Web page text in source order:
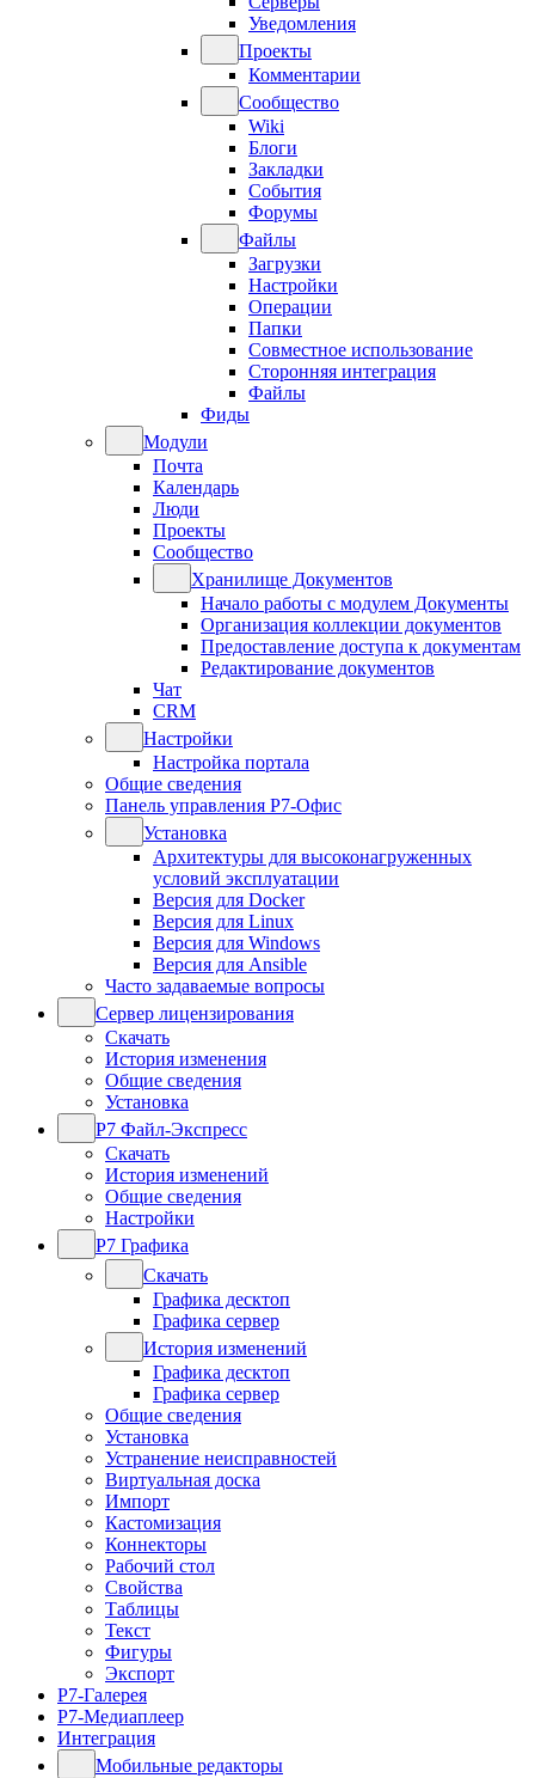
Уведомления
Проекты
Комментарии
Сообщество
Wiki
Блоги
Закладки
События
Форумы
Файлы
Загрузки
Настройки
Операции
Папки
Совместное использование
Сторонняя интеграция
Файлы
Фиды
Модули
Почта
Календарь
Люди
Проекты
Сообщество
Хранилище Документов
Начало работы с модулем Документы
Организация коллекции документов
Предоставление доступа к документам
Редактирование документов
Чат
CRM
Настройки
Настройка портала
Общие сведения
Панель управления Р7-Офис
Установка
Архитектуры для высоконагруженных
условий эксплуатации
Версия для Docker
Версия для Linux
Версия для Windows
Версия для Ansible
Часто задаваемые вопросы
Сервер лицензирования
Скачать
История изменения
Общие сведения
Установка
Р7 Файл-Экспресс
Скачать
История изменений
Общие сведения
Настройки
Р7 Графика
Скачать
Графика десктоп
Графика сервер
История изменений
Графика десктоп
Графика сервер
Общие сведения
Установка
Устранение неисправностей
Виртуальная доска
Импорт
Кастомизация
Коннекторы
Рабочий стол
Свойства
Таблицы
Текст
Фигуры
Экспорт
Р7-Галерея
Р7-Медиаплеер
Интеграция
Мобильные редакторы